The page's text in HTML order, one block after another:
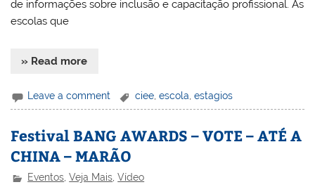
de informações sobre inclusão e capacitação profissional. As
escolas que
» Read more
Leave a comment ciee ,escola ,estagios
Festival BANG AWARDS – VOTE – ATÉ A
CHINA – MARÃO
Eventos ,Veja Mais ,Vídeo